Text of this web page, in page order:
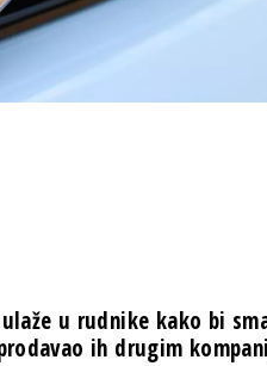
u rudnike kako bi
ih drugim